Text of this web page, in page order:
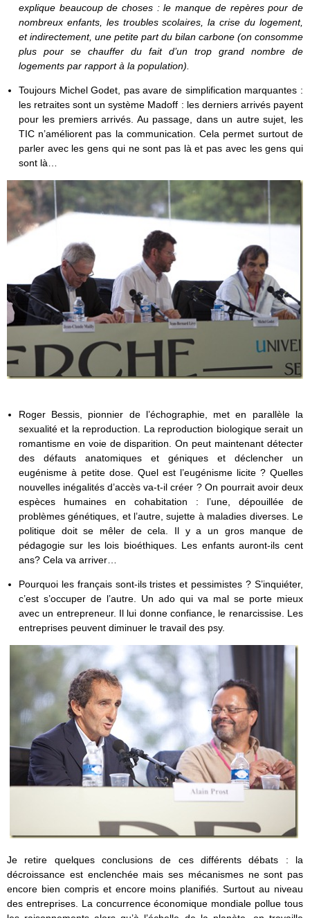
explique beaucoup de choses : le manque de repères pour de
nombreux enfants, les troubles scolaires, la crise du logement,
et indirectement, une petite part du bilan carbone (on consomme
plus pour se chauffer du fait d’un trop grand nombre de
logements par rapport à la population).
Toujours Michel Godet, pas avare de simplification marquantes :
les retraites sont un système Madoff : les derniers arrivés payent
pour les premiers arrivés. Au passage, dans un autre sujet, les
TIC n’améliorent pas la communication. Cela permet surtout de
parler avec les gens qui ne sont pas là et pas avec les gens qui
sont là…
Roger Bessis, pionnier de l’échographie, met en parallèle la
sexualité et la reproduction. La reproduction biologique serait un
romantisme en voie de disparition. On peut maintenant détecter
des défauts anatomiques et géniques et déclencher un
eugénisme à petite dose. Quel est l’eugénisme licite ? Quelles
nouvelles inégalités d’accès va-t-il créer ? On pourrait avoir deux
espèces humaines en cohabitation : l’une, dépouillée de
problèmes génétiques, et l’autre, sujette à maladies diverses. Le
politique doit se mêler de cela. Il y a un gros manque de
pédagogie sur les lois bioéthiques. Les enfants auront-ils cent
ans? Cela va arriver…
Pourquoi les français sont-ils tristes et pessimistes ? S’inquiéter,
c’est s’occuper de l’autre. Un ado qui va mal se porte mieux
avec un entrepreneur. Il lui donne confiance, le renarcissise. Les
entreprises peuvent diminuer le travail des psy.
Je retire quelques conclusions de ces différents débats : la
décroissance est enclenchée mais ses mécanismes ne sont pas
encore bien compris et encore moins planifiés. Surtout au niveau
des entreprises. La concurrence économique mondiale pollue tous